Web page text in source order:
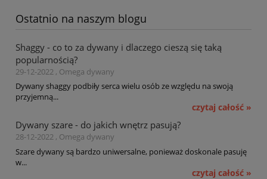
Ostatnio na naszym blogu
Shaggy - co to za dywany i dlaczego cieszą się taką
popularnością?
29-12-2022 , Omega dywany
Dywany shaggy podbiły serca wielu osób ze względu na swoją
przyjemną...
czytaj całość »
Dywany szare - do jakich wnętrz pasują?
28-12-2022 , Omega dywany
Szare dywany są bardzo uniwersalne, ponieważ doskonale pasuję
w...
czytaj całość »